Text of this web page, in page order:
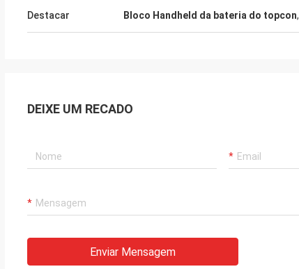
Destacar Bloco Handheld da bateria do topcon,
DEIXE UM RECADO
Enviar Mensagem